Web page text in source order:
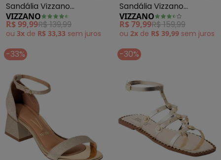
Sandália Vizzano
(Dourado) em Sintético
VIZZANO
R$ 99,99R$ 139,99
ou 3x de R$ 33,33 sem juros
Sandália Vizzano
(Dourada)
VIZZANO
R$ 79,99R$ 159,99
ou 2x de R$ 39,99 sem juros
-33% -30%